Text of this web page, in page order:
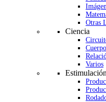
Otras
Ciencia
Varios